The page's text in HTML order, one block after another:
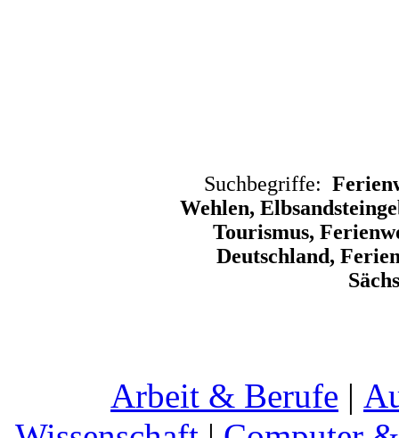
Suchbegriffe:
Wehlen,
Tourismus,
Deutschland,
Arbeit & Berufe |